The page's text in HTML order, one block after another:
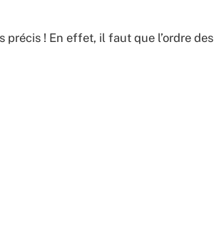
précis ! En effet, il faut que l’ordre des